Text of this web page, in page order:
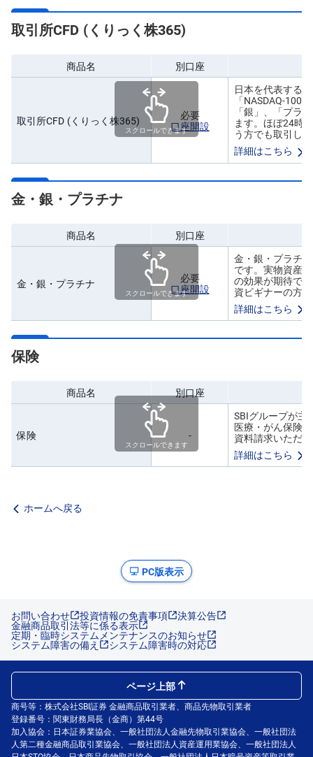
取引所CFD (くりっく株365)
商品名 別口座
取引所CFD (くりっく株365)
必要
口座開設
日本を代表する
「NASDAQ-100
「銀」、「プラ
ます。ほぼ24時
う方でも取引し
詳細はこちら
スクロールできます
金・銀・プラチナ
商品名 別口座
金・銀・プラチナ
必要
口座開設
金・銀・プラチ
です。実物資産
の効果が期待で
資ビギナーの方
詳細はこちら
スクロールできます
保険
商品名 別口座
保険 -
SBIグループが主
医療・がん保険
資料請求いただ
詳細はこちら
スクロールできます
ホームへ戻る
PC版表示
お問い合わせ 投資情報の免責事項 決算公告
金融商品取引法等に係る表示
定期・臨時システムメンテナンスのお知らせ
システム障害の備え システム障害時の対応
商号等：株式会社SBI証券 金融商品取引業者、商品先物取引業者
登録番号：関東財務局長（金商）第44号
加入協会：日本証券業協会、一般社団法人金融先物取引業協会、一般社団法
人第二種金融商品取引業協会、一般社団法人資産運用業協会、一般社団法人
ページ上部